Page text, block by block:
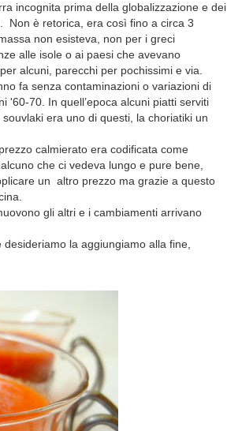
incognita prima della globalizzazione e dei
Non è retorica, era così fino a circa 3
non esisteva, non per i greci
alle isole o ai paesi che avevano
alcuni, parecchi per pochissimi e via.
fa senza contaminazioni o variazioni di
'60-70. In quell’epoca alcuni piatti serviti
era uno di questi, la choriatiki un
calmierato era codificata come
che ci vedeva lungo e pure bene,
un altro prezzo ma grazie a questo
gli altri e i cambiamenti arrivano
la aggiungiamo alla fine,